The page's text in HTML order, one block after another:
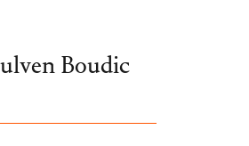
Boudic